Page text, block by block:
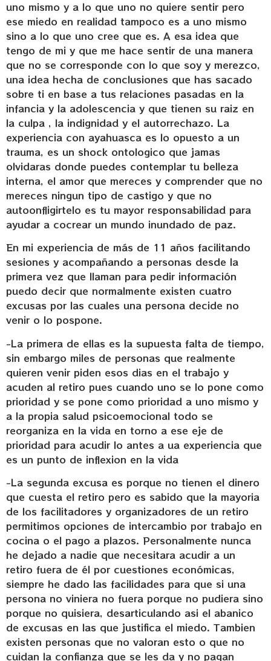
uno mismo y a lo que uno no quiere sentir pero
ese miedo en realidad tampoco es a uno mismo
sino a lo que uno cree que es. A esa idea que
tengo de mi y que me hace sentir de una manera
que no se corresponde con lo que soy y merezco,
una idea hecha de conclusiones que has sacado
sobre ti en base a tus relaciones pasadas en la
infancia y la adolescencia y que tienen su raiz en
la culpa , la indignidad y el autorrechazo. La
experiencia con ayahuasca es lo opuesto a un
trauma, es un shock ontologico que jamas
olvidaras donde puedes contemplar tu belleza
interna, el amor que mereces y comprender que no
mereces ningun tipo de castigo y que no
autoonfligirtelo es tu mayor responsabilidad para
ayudar a cocrear un mundo inundado de paz.
En mi experiencia de más de 11 años facilitando
sesiones y acompañando a personas desde la
primera vez que llaman para pedir información
puedo decir que normalmente existen cuatro
excusas por las cuales una persona decide no
venir o lo pospone.
-La primera de ellas es la supuesta falta de tiempo,
sin embargo miles de personas que realmente
quieren venir piden esos dias en el trabajo y
acuden al retiro pues cuando uno se lo pone como
prioridad y se pone como prioridad a uno mismo y
a la propia salud psicoemocional todo se
reorganiza en la vida en torno a ese eje de
prioridad para acudir lo antes a ua experiencia que
es un punto de inflexion en la vida
-La segunda excusa es porque no tienen el dinero
que cuesta el retiro pero es sabido que la mayoria
de los facilitadores y organizadores de un retiro
permitimos opciones de intercambio por trabajo en
cocina o el pago a plazos. Personalmente nunca
he dejado a nadie que necesitara acudir a un
retiro fuera de él por cuestiones económicas,
siempre he dado las facilidades para que si una
persona no viniera no fuera porque no pudiera sino
porque no quisiera, desarticulando asi el abanico
de excusas en las que justifica el miedo. Tambien
existen personas que no valoran esto o que no
cuidan la confianza que se les da y no pagan